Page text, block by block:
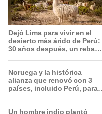
Dejó Lima para vivir en el
desierto más árido de Perú:
30 años después, un rebaño
Noruega y la histórica
alianza que renovó con 3
países, incluido Perú, para
Un hombre indio plantó